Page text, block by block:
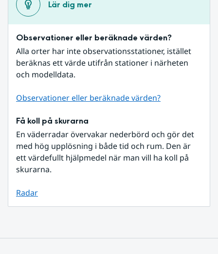
Lär dig mer
Observationer eller beräknade värden?
Alla orter har inte observationsstationer, istället
beräknas ett värde utifrån stationer i närheten
och modelldata.
Observationer eller beräknade värden?
Få koll på skurarna
En väderradar övervakar nederbörd och gör det
med hög upplösning i både tid och rum. Den är
ett värdefullt hjälpmedel när man vill ha koll på
skurarna.
Radar